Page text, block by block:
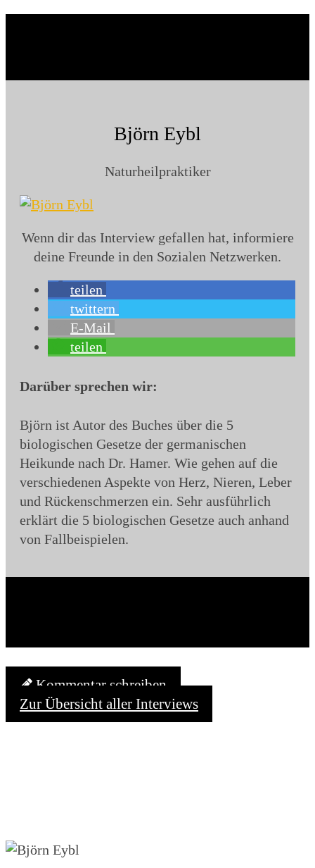
Björn Eybl
Naturheilpraktiker
Wenn dir das Interview gefallen hat, informiere
deine Freunde in den Sozialen Netzwerken.
teilen
twittern
E-Mail
teilen
Darüber sprechen wir:
Björn ist Autor des Buches über die 5
biologischen Gesetze der germanischen
Heikunde nach Dr. Hamer. Wie gehen auf die
verschiedenen Aspekte von Herz, Nieren, Leber
und Rückenschmerzen ein. Sehr ausführlich
erklärt die 5 biologischen Gesetze auch anhand
von Fallbeispielen.
Kommentar schreiben
Zur Übersicht aller Interviews